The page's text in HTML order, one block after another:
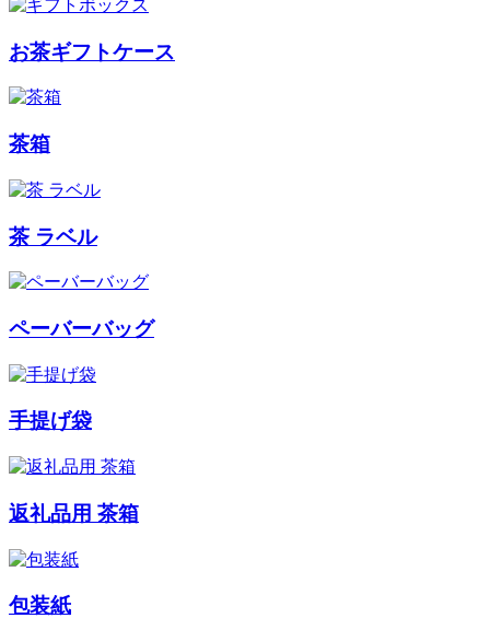
お茶ギフトケース
茶箱
茶 ラベル
ペーバーバッグ
手提げ袋
返礼品用 茶箱
包装紙